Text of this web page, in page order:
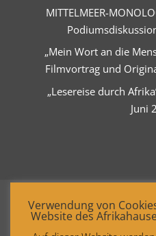
MITTELMEER-
„Mein Wort an die
Filmvortrag und
„Lesereise durch
Juni
Verwendung von
Website des